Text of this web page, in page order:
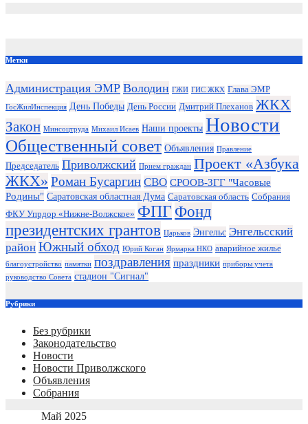
Метки
Администрация ЭМР Володин ГЖИ ГИС ЖКХ Глава ЭМР
ГосЖилИнспекция День Победы День России Дмитрий Плеханов ЖКХ
Закон Минсоцтруда Михаил Исаев Наши проекты Новости
Общественный совет Объявления Правление
Председатель Приволжский Прием граждан Проект «Азбука
ЖКХ» Роман Бусаргин СВО СРООВ-ЗГГ "Часовые
Родины" Саратовская областная Дума Саратовская область Собрания
ФКУ Упрдор «Нижне-Волжское» ФПГ Фонд
президентских грантов Царьков Энгельс Энгельсский
район Южный обход Юрий Коган Ярмарка НКО аварийное жилье
благоустройство памятки поздравления праздники приборы учета
руководство Совета стадион "Сигнал"
Рубрики
Без рубрики
Законодательство
Новости
Новости Приволжского
Объявления
Собрания
Май 2025